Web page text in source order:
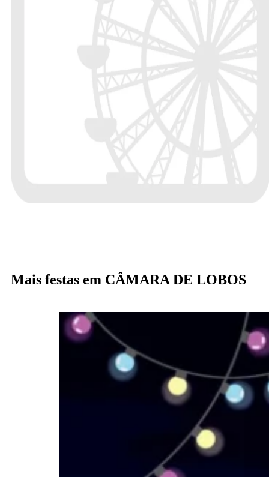
Mais festas em CÂMARA DE LOBOS